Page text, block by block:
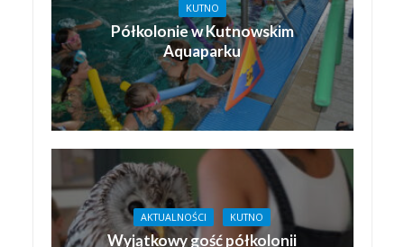
KUTNO
Półkolonie w Kutnowskim
Aquaparku
AKTUALNOŚCI KUTNO
Wyjątkowy gość półkolonii